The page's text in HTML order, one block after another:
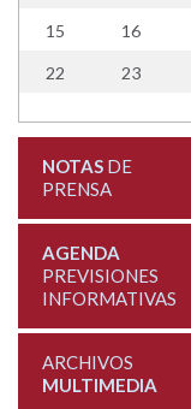
15 16
22 23
NOTASDE
PRENSA
AGENDA
PREVISIONES
INFORMATIVAS
ARCHIVOS
MULTIMEDIA